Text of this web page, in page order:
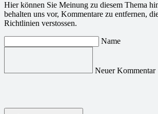
Hier können Sie Meinung zu diesem Thema
behalten uns vor, Kommentare zu entfernen,
Richtlinien verstossen.
Name
Neuer Kommentar